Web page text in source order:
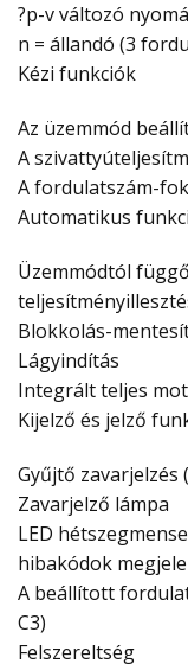
?p-v változó
n = állandó (3
Kézi funkciók
Az üzemmód
A
A fordulatszám-
Automatikus
Üzemmódtól
Blokkolás-
Lágyindítás
Integrált teljes
Kijelző és jelző
Gyűjtő
Zavarjelző lámpa
LED
hibakódok
A beállított
C3)
Felszereltség